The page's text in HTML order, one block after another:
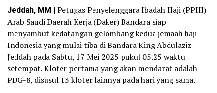
Jeddah, MM | Petugas Penyelenggara Ibadah Haji (PPIH)
Arab Saudi Daerah Kerja (Daker) Bandara siap
menyambut kedatangan gelombang kedua jemaah haji
Indonesia yang mulai tiba di Bandara King Abdulaziz
Jeddah pada Sabtu, 17 Mei 2025 pukul 05.25 waktu
setempat. Kloter pertama yang akan mendarat adalah
PDG-8, disusul 13 kloter lainnya pada hari yang sama.